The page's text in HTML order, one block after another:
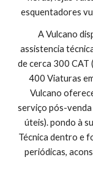
esquentadores
A Vulcano
assistencia
de cerca 300 CAT
400 Viaturas
Vulcano
serviço pós-
úteis). pondo à
Técnica dentro e
periódicas,